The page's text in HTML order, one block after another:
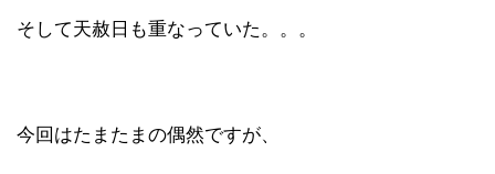
そして天赦日も重なっていた。。。
今回はたまたまの偶然ですが、